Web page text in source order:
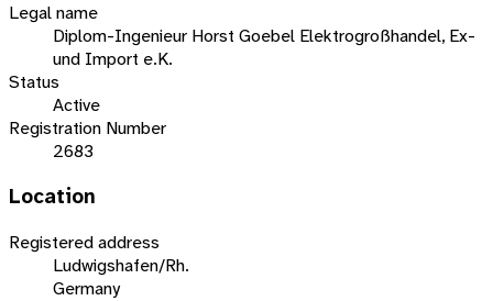
Legal name
Diplom-Ingenieur Horst Goebel Elektrogroßhandel, Ex-
und Import e.K.
Status
Active
Registration Number
2683
Location
Registered address
Ludwigshafen/Rh.
Germany